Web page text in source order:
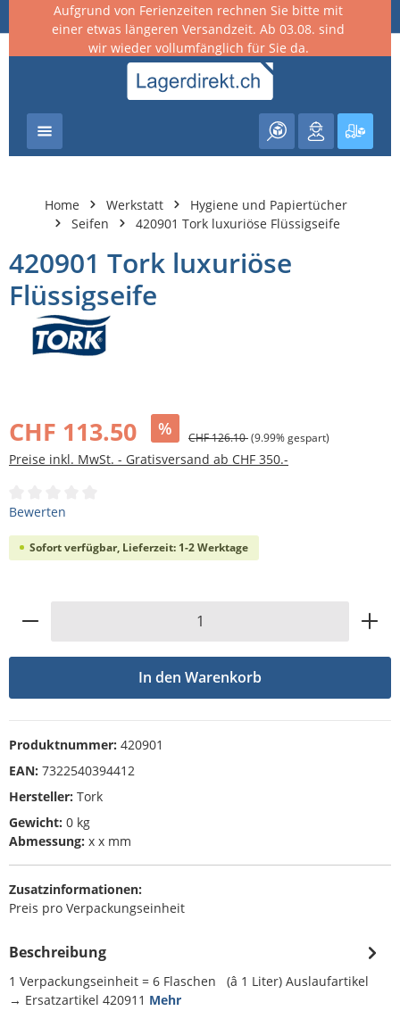
springen
Aufgrund von Ferienzeiten rechnen Sie bitte mit
einer etwas längeren Versandzeit. Ab 03.08. sind
wir wieder vollumfänglich für Sie da.
Home Werkstatt
Hygiene und Papiertücher
Seifen
420901 Tork luxuriöse Flüssigseife
420901 Tork luxuriöse
Flüssigseife
CHF 113.50 % CHF 126.10(9.99% gespart)
Preise inkl. MwSt. - Gratisversand ab CHF 350.-
Durchschnittliche Bewertung von 0 von 5 Sternen
Bewerten
Sofort verfügbar, Lieferzeit: 1-2 Werktage
Produkt Anzahl: Gib den gewünschten
In den Warenkorb
Produktnummer: 420901
EAN: 7322540394412
Hersteller: Tork
Gewicht: 0 kg
Abmessung: x x mm
Zusatzinformationen:
Preis pro Verpackungseinheit
Beschreibung
1 Verpackungseinheit = 6 Flaschen (â 1 Liter) Auslaufartikel
→ Ersatzartikel 420911 Mehr